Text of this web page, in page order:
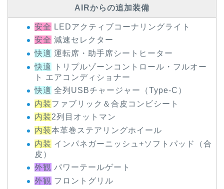
AIRからの追加装備
安全 LEDアクティブコーナリングライト
安全 減速セレクター
快適 運転席・助手席シートヒーター
快適
トリプルゾーンコントロール・フルオー
ト エアコンディショナー
快適 全列USBチャージャー（Type-C）
内装ファブリック＆合皮コンビシート
内装2列目オットマン
内装本革巻ステアリングホイール
内装 インパネガーニッシュ+ソフトパッド（合
皮）
外観 パワーテールゲート
外観 フロントグリル